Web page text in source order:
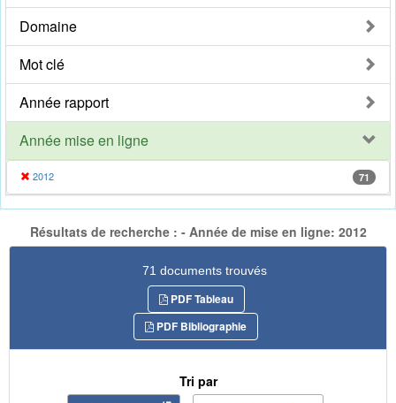
Domaine
Mot clé
Année rapport
Année mise en ligne
2012 71
Résultats de recherche : - Année de mise en ligne: 2012
71 documents trouvés
PDF Tableau
PDF Bibliographie
Tri par